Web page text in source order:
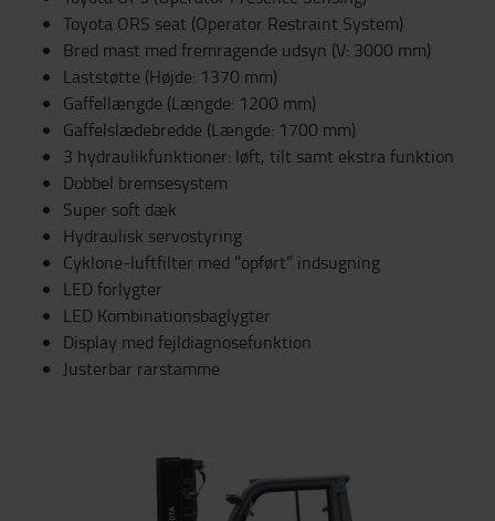
Toyota ORS seat (Operator Restraint System)
Bred mast med fremragende udsyn (V: 3000 mm)
Laststøtte (Højde: 1370 mm)
Gaffellængde (Længde: 1200 mm)
Gaffelslædebredde (Længde: 1700 mm)
3 hydraulikfunktioner: løft, tilt samt ekstra funktion
Dobbel bremsesystem
Super soft dæk
Hydraulisk servostyring
Cyklone-luftfilter med ”opført” indsugning
LED forlygter
LED Kombinationsbaglygter
Display med fejldiagnosefunktion
Justerbar rarstamme